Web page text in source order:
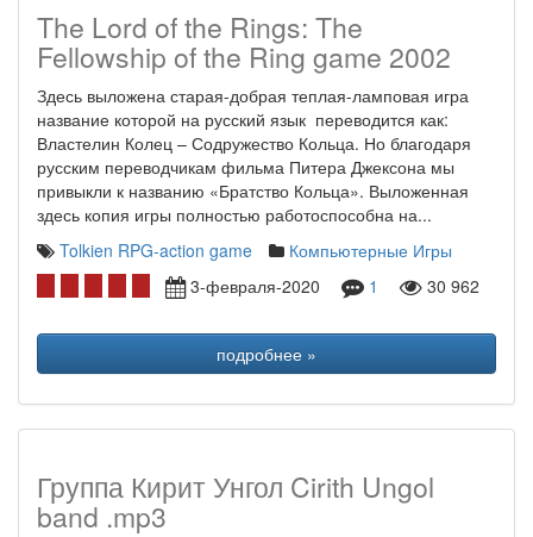
The Lord of the Rings: The
Fellowship of the Ring game 2002
Здесь выложена старая-добрая теплая-ламповая игра
название которой на русский язык переводится как:
Властелин Колец – Содружество Кольца. Но благодаря
русским переводчикам фильма Питера Джексона мы
привыкли к названию «Братство Кольца». Выложенная
здесь копия игры полностью работоспособна на...
Tolkien RPG-action game
Компьютерные Игры
3-февраля-2020
1 30 962
подробнее »
Группа Кирит Унгол Cirith Ungol
band .mp3